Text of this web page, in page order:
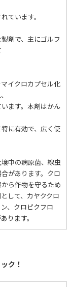
います。
剤で、主にゴルフ
イクロカプセル化
ます。本剤はかん
に有効で、広く使
中の病原菌、線虫
があります。クロ
ら作物を守るため
して、カヤククロ
、クロピクフロ
ります。
ク！